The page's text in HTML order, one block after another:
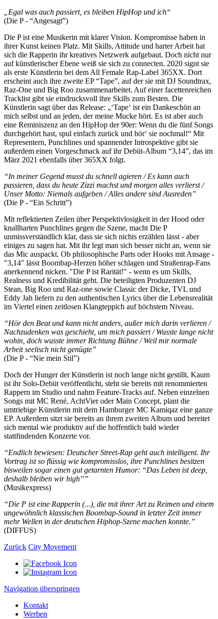
„Egal was auch passiert, es bleiben HipHop und ich“
(Die P - “Angesagt”)
Die P ist eine Musikerin mit klarer Vision. Kompromisse haben in
ihrer Kunst keinen Platz. Mit Skills, Attitude und harter Arbeit hat
sich die Rapperin ihr kreatives Netzwerk aufgebaut. Doch nicht nur
auf künstlerischer Ebene weiß sie sich zu connecten. 2020 signt sie
als erste Künstlerin bei dem All Female Rap-Label 365XX. Dort
erscheint auch ihre zweite EP “Tape”, auf der sie mit DJ Soundtrax,
Raz-One und Big Roo zusammenarbeitet. Auf einer facettenreichen
Tracklist gibt sie eindrucksvoll ihre Skills zum Besten. Die
Künstlerin sagt über das Release: „‘Tape‘ ist ein Dankeschön an
mich selbst und an jeden, der meine Mucke hört. Es ist aber auch
eine Reminiszenz an den HipHop der 90er: Wenn du die fünf Songs
durchgehört hast, spul einfach zurück und hör‘ sie nochmal!“ Mit
Representern, Punchlines und spannender Introspektive gibt sie
außerdem einen Vorgeschmack auf ihr Debüt-Album “3,14”, das im
März 2021 ebenfalls über 365XX folgt.
“In meiner Gegend musst du schnell agieren / Es kann auch
passieren, dass du heute Zizzi machst und morgen alles verlierst /
Unser Motto: Niemals aufgeben / Alles andere sind Ausreden”
(Die P - “Ein Schritt”)
Mit reflektierten Zeilen über Perspektivlosigkeit in der Hood oder
knallharten Punchlines gegen die Szene, macht Die P
unmissverständlich klar, dass sie sich nichts erzählen lässt - aber
einiges zu sagen hat. Mit ihr legt man sich besser nicht an, wenn sie
das Mic auspackt. Ob philosophische Parts oder Hooks mit Ansage -
"3,14" lässt Boombap-Herzen höher schlagen und Straßenrap-Fans
anerkennend nicken. "Die P ist Rarität!" - wenn es um Skills,
Realness und Kredibilität geht. Die beteiligten Produzenten DJ
Stean, Big Roo und Raz-one sowie Classic der Dicke, TVL und
Eddy Jah liefern zu den authentischen Lyrics über die Lebensrealität
im Viertel einen zeitlosen Klangteppich auf höchstem Niveau.
“Hör den Beat und kann nicht anders, außer mich darin verlieren /
Nachzudenken was geschieht, um mich passiert / Wusste lange nicht
wohin, doch wusste immer Richtung Bühne / Weil mir normale
Arbeit seelisch nicht genügte”
(Die P - “Nie mein Stil”)
Doch der Hunger der Künstlerin ist noch lange nicht gestillt. Kaum
ist ihr Solo-Debüt veröffentlicht, steht sie bereits mit renommierten
Rappern im Studio und nahm Feature-Tracks auf. Neben einzelnen
Songs mit MC René, AchtVier oder Main Concept, plant die
umtriebige Künstlerin mit dem Hamburger MC Kamiqaz eine ganze
EP. Außerdem sitzt sie bereits an ihrem zweiten Album und bereitet
sich mental wie produktiv auf die hoffentlich bald wieder
stattfindenden Konzerte vor.
“Endlich bewiesen: Deutscher Street-Rap geht auch intelligent. Ihr
Vortrag ist so flüssig wie kompromisslos, ihre Punchlines besitzen
bisweilen sogar einen gut getarnten Humor: “Das Leben ist deep,
deshalb bleiben wir high””
(Musikexpress)
“Die P ist eine Rapperin (...), die mit ihrer Art zu Reimen und einem
ungewöhnlich klassischen Boombap-Sound in letzter Zeit immer
mehr Wellen in der deutschen Hiphop-Szene machen konnte.”
(DIFFUS)
Zurück City Movement
Navigation überspringen
Kontakt
Werben